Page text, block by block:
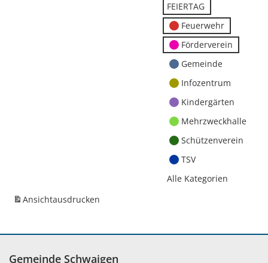
FEIERTAG
Feuerwehr
Förderverein
Gemeinde
Infozentrum
Kindergärten
Mehrzweckhalle
Schützenverein
TSV
Alle Kategorien
Ansichtausdrucken
Gemeinde Schwaigen